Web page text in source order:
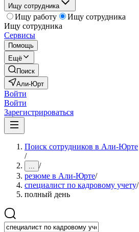
Ищу сотрудника
Ищу работу
Ищу сотрудника
Ищу сотрудника
Сервисы
Помощь
Ещё
Поиск
Али-Юрт
Войти
Войти
Зарегистрироваться
Поиск сотрудников в Али-Юрте
/
... /
резюме в Али-Юрте/
специалист по кадровому учету/
полный день